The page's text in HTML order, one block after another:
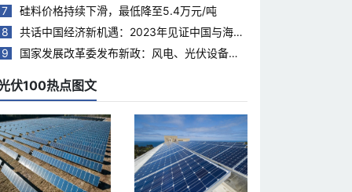
7
硅料价格持续下滑，最低降至5.4万元/吨
8
共话中国经济新机遇：2023年见证中国与海合
会国家合作热度持续升温
9
国家发展改革委发布新政：风电、光伏设备回
伏100热点图文